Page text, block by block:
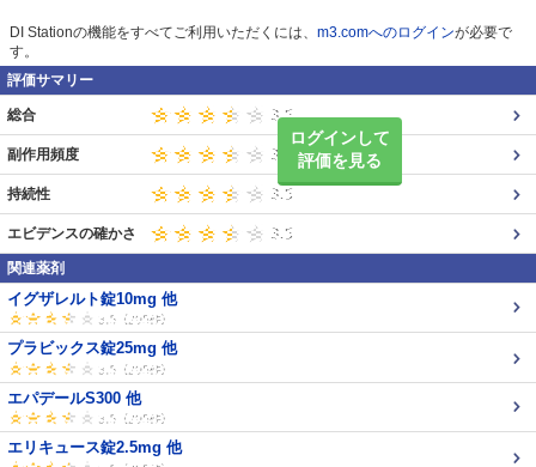
DI Stationの機能をすべてご利用いただくには、 m3.comへのログインが必要で
す。
評価サマリー
ログインして
評価を見る
総合
副作用頻度
持続性
エビデンスの確かさ
関連薬剤
イグザレルト錠10mg 他
プラビックス錠25mg 他
エパデールS300 他
エリキュース錠2.5mg 他